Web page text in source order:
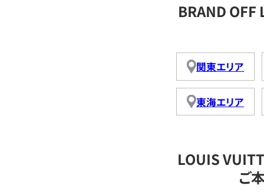
BRAND
関東エリア
東海エリア
LOUIS
ご